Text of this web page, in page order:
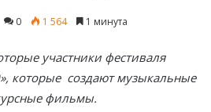
0 1 564 1 минута
участники фестиваля
которые создают музыкальные
фильмы.